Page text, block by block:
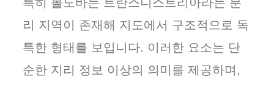
리 지역이 존재해 지도에서 구조적으로 독
특한 형태를 보입니다. 이러한 요소는 단
순한 지리 정보 이상의 의미를 제공하며,